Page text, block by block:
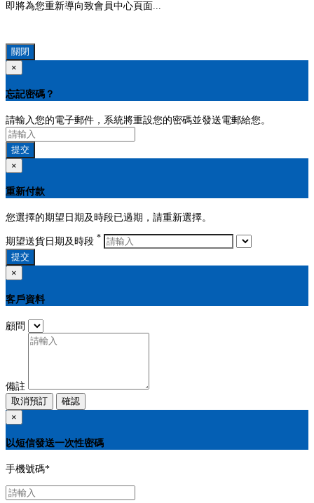
即將為您重新導向致會員中心頁面...
關閉
×
忘記密碼？
請輸入您的電子郵件，系統將重設您的密碼並發送電郵給您。
提交
×
重新付款
您選擇的期望日期及時段已過期，請重新選擇。
期望送貨日期及時段 *
提交
×
客戶資料
顧問
備註
取消預訂
確認
×
以短信發送一次性密碼
手機號碼*